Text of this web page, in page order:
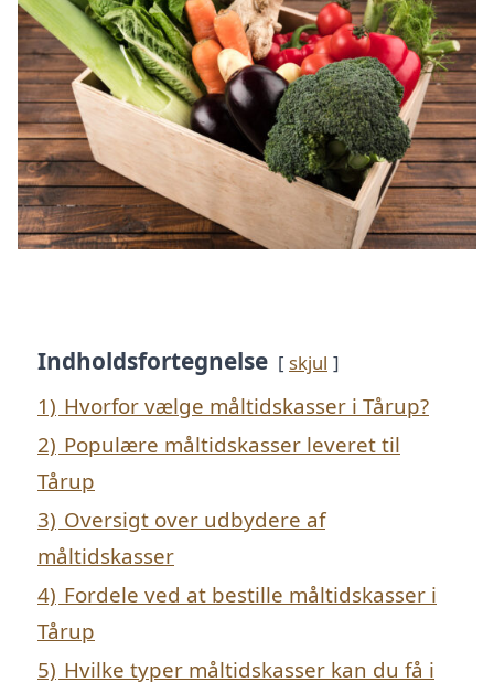
Indholdsfortegnelse skjul
1) Hvorfor vælge måltidskasser i Tårup?
2) Populære måltidskasser leveret til
Tårup
3) Oversigt over udbydere af
måltidskasser
4) Fordele ved at bestille måltidskasser i
Tårup
5) Hvilke typer måltidskasser kan du få i